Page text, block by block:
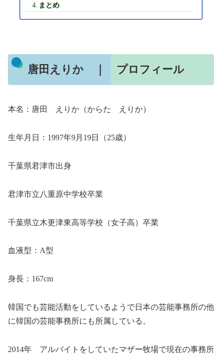
まとめ
唐田えりか ｜ プロフィール
本名：唐田 えりか（からた えりか）
生年月日：1997年9月19日（25歳）
千葉県君津市出身
君津市立八重原中学校卒業
千葉県立木更津東高等学校（女子高）卒業
血液型：A型
身長：167cm
韓国でも芸能活動をしているようで日本の芸能事務所の他
に韓国の芸能事務所にも所属している。
2014年 アルバイトをしていたマザー牧場で現在の事務所